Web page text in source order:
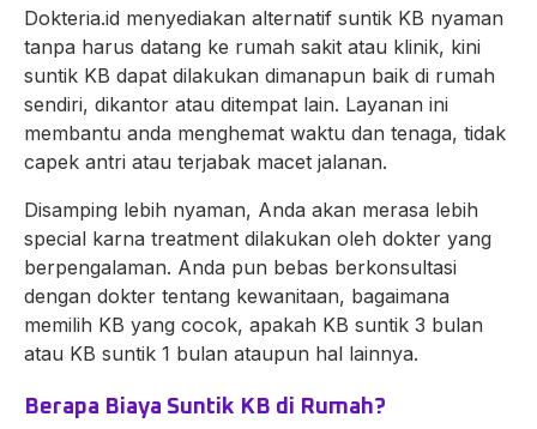
Dokteria.id menyediakan alternatif suntik KB nyaman
tanpa harus datang ke rumah sakit atau klinik, kini
suntik KB dapat dilakukan dimanapun baik di rumah
sendiri, dikantor atau ditempat lain. Layanan ini
membantu anda menghemat waktu dan tenaga, tidak
capek antri atau terjabak macet jalanan.
Disamping lebih nyaman, Anda akan merasa lebih
special karna treatment dilakukan oleh dokter yang
berpengalaman. Anda pun bebas berkonsultasi
dengan dokter tentang kewanitaan, bagaimana
memilih KB yang cocok, apakah KB suntik 3 bulan
atau KB suntik 1 bulan ataupun hal lainnya.
Berapa Biaya Suntik KB di Rumah?